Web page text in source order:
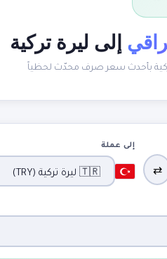
إلى ليرة تركية
تركية بأحدث سعر صرف محدّث لحظياً
⇄
إلى عملة